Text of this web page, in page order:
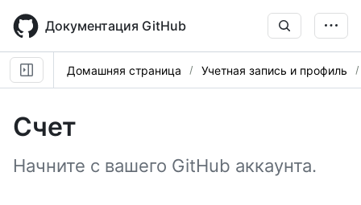
main
content
Документация GitHub
Домашняя страница Учетная запись и профиль
Счет
Начните с вашего GitHub аккаунта.